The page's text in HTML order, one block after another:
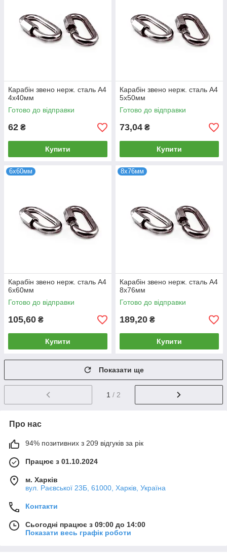
Карабін звено нерж. сталь А4
4х40мм
Готово до відправки
62 ₴
Купити
Карабін звено нерж. сталь А4
5х50мм
Готово до відправки
73,04 ₴
Купити
6х60мм
Карабін звено нерж. сталь А4
6х60мм
Готово до відправки
105,60 ₴
Купити
8х76мм
Карабін звено нерж. сталь А4
8х76мм
Готово до відправки
189,20 ₴
Купити
Показати ще
1 / 2
Про нас
94% позитивних з 209 відгуків за рік
Працює з 01.10.2024
м. Харків
вул. Раєвської 23Б, 61000, Харків, Україна
Контакти
Сьогодні працює з 09:00 до 14:00
Показати весь графік роботи